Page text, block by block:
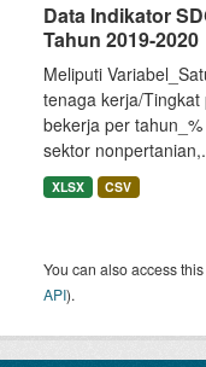
Data Indikator
Tahun 2019-2020
Meliputi
tenaga kerja/
bekerja per
sektor
XLSX CSV
You can also access
API).